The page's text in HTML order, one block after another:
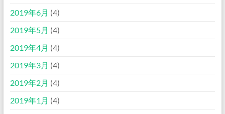
2019年6月 (4)
2019年5月 (4)
2019年4月 (4)
2019年3月 (4)
2019年2月 (4)
2019年1月 (4)